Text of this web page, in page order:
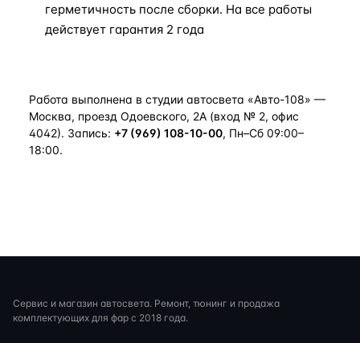
герметичность после сборки. На все работы
действует гарантия 2 года
Работа выполнена в студии автосвета «Авто-108» —
Москва, проезд Одоевского, 2А (вход № 2, офис
4042). Запись: +7 (969) 108-10-00, Пн–Сб 09:00–
18:00.
Сервис и магазин автосвета. Ремонт, тюнинг и продажа
комплектующих для фар с 2018 года.